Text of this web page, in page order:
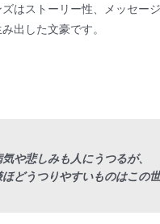
はストーリー性、メッセー
出した文豪です。
気や悲しみも人にうつるが、
どうつりやすいものはこの世